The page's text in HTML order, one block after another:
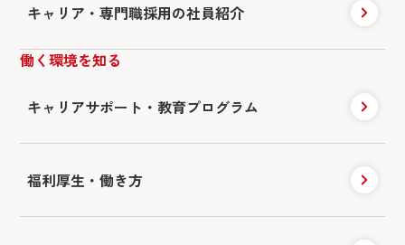
キャリア・専門職採用の社員紹介
働く環境を知る
キャリアサポート・ 教育プログラム
福利厚生・働き方